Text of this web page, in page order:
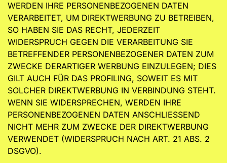
WERDEN IHRE PERSONENBEZOGENEN DATEN
VERARBEITET, UM DIREKTWERBUNG ZU BETREIBEN,
SO HABEN SIE DAS RECHT, JEDERZEIT
WIDERSPRUCH GEGEN DIE VERARBEITUNG SIE
BETREFFENDER PERSONENBEZOGENER DATEN ZUM
ZWECKE DERARTIGER WERBUNG EINZULEGEN; DIES
GILT AUCH FÜR DAS PROFILING, SOWEIT ES MIT
SOLCHER DIREKTWERBUNG IN VERBINDUNG STEHT.
WENN SIE WIDERSPRECHEN, WERDEN IHRE
PERSONENBEZOGENEN DATEN ANSCHLIESSEND
NICHT MEHR ZUM ZWECKE DER DIREKTWERBUNG
VERWENDET (WIDERSPRUCH NACH ART. 21 ABS. 2
DSGVO).